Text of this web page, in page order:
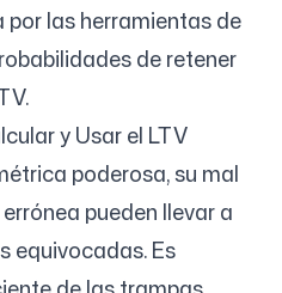
las herramientas de
de retener
y Usar el LTV
poderosa, su mal
pueden llevar a
equivocadas. Es